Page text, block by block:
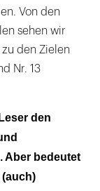
Von den
sehen wir
den Zielen
Nr. 13
den
Aber bedeutet